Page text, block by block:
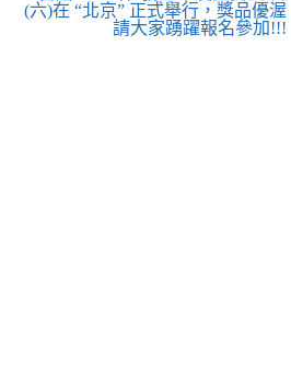
(六)在 “北京” 正式舉行，獎品優渥
請大家踴躍報名參加!!!